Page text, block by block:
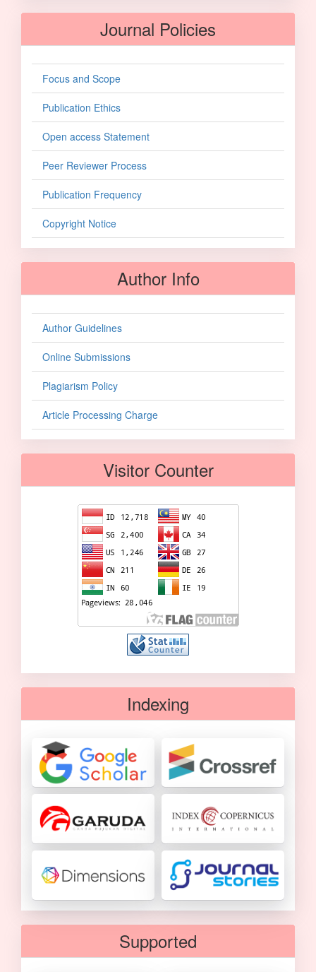
Journal Policies
Focus and Scope
Publication Ethics
Open access Statement
Peer Reviewer Process
Publication Frequency
Copyright Notice
Author Info
Author Guidelines
Online Submissions
Plagiarism Policy
Article Processing Charge
Visitor Counter
Indexing
Supported